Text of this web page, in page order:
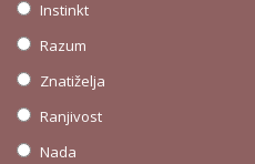
Instinkt
Razum
Znatiželja
Ranjivost
Nada